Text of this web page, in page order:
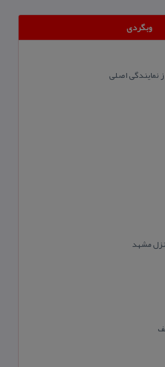
وبگردی
نمایندگی اصلی
مشهد